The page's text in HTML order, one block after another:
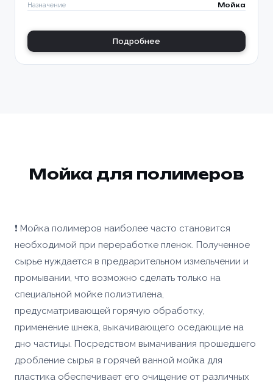
Назначение Мойка
Подробнее
Мойка для полимеров
❗ Мойка полимеров наиболее часто становится
необходимой при переработке пленок. Полученное
сырье нуждается в предварительном измельчении и
промывании, что возможно сделать только на
специальной мойке полиэтилена,
предусматривающей горячую обработку,
применение шнека, выкачивающего оседающие на
дно частицы. Посредством вымачивания прошедшего
дробление сырья в горячей ванной мойка для
пластика обеспечивает его очищение от различных
Номер телефона *
Доп. информация
конфиденциальности иправилами обработки
персональных данных
📎 Прикрепить реквизиты
Заказать
Согласен с условиями политики
персональных данных
Отправить заявку
Сообщение
Согласен с условиямиполитики
персональных данных
Отправить заявку
ОПТИМИЗАЦИЯ
Купить